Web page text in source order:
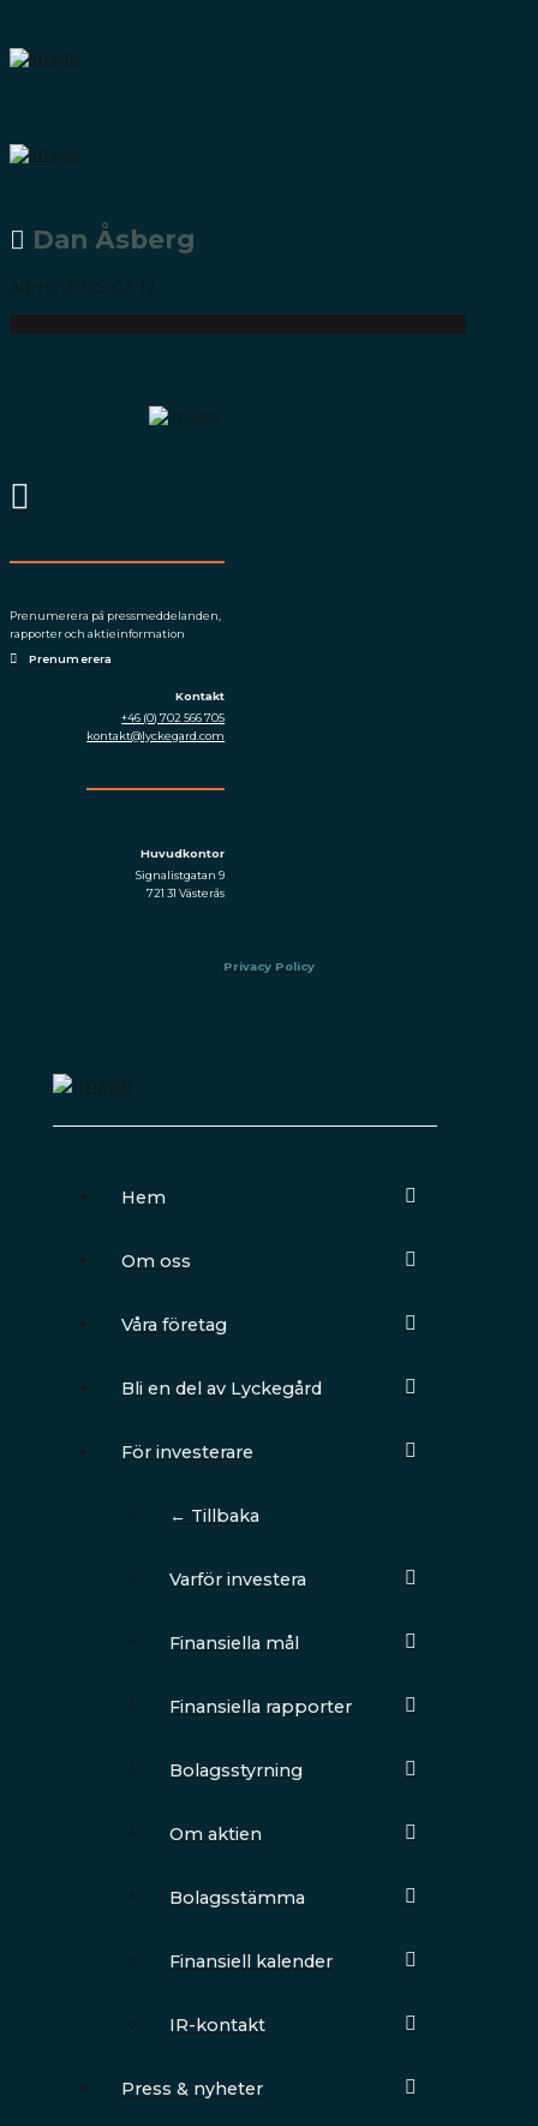
Dan Åsberg
admin2025-03-12
Prenumerera på press­meddelanden,
rapporter och aktieinformation
Prenumerera
Kontakt
+46 (0) 702 566 705
kontakt@lyckegard.com
Huvudkontor
Signalistgatan 9
721 31 Västerås
Privacy Policy
Hem
Om oss
Våra företag
Bli en del av Lyckegård
För investerare
← Tillbaka
Varför investera
Finansiella mål
Finansiella rapporter
Bolagsstyrning
Om aktien
Bolagsstämma
Finansiell kalender
IR-kontakt
Press & nyheter